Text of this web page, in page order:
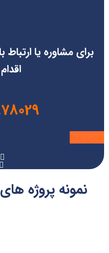
برای مشاوره یا ارتباط
تماس با ما
نمونه پروژه های